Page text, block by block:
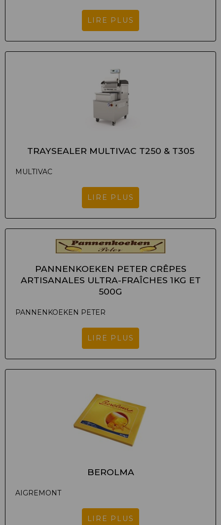
LIRE PLUS
TRAYSEALER MULTIVAC T250 & T305
MULTIVAC
LIRE PLUS
PANNENKOEKEN PETER CRÊPES
ARTISANALES ULTRA-FRAÎCHES 1KG ET
500G
PANNENKOEKEN PETER
LIRE PLUS
BEROLMA
AIGREMONT
LIRE PLUS